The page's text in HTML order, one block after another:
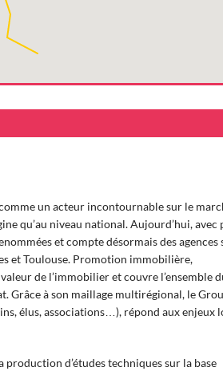
un acteur incontournable sur le
qu’au niveau national. Aujourd’hui, avec
et compte désormais des agences
et Toulouse. Promotion immobilière,
de l’immobilier et couvre l’ensemble
Grâce à son maillage multirégional, le
élus, associations…), répond aux enjeux
d’études techniques sur la base